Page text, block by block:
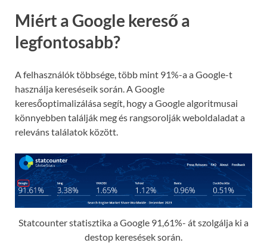
Miért a Google kereső a
legfontosabb?
A felhasználók többsége, több mint 91%-a a Google-t
használja kereséseik során. A Google
keresőoptimalizálása segít, hogy a Google algoritmusai
könnyebben találják meg és rangsorolják weboldaladat a
releváns találatok között.
Statcounter statisztika a Google 91,61%- át szolgálja ki a
destop keresések során.